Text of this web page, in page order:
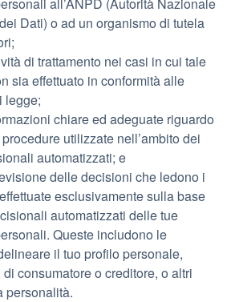
Dati) o ad un organismo di tutela
di trattamento nei casi in cui tale
sia effettuato in conformità alle
legge;
chiare ed adeguate riguardo
utilizzate nell’ambito dei
automatizzati; e
delle decisioni che ledono i
esclusivamente sulla base
automatizzati delle tue
Queste includono le
il tuo profilo personale,
consumatore o creditore, o altri
personalità.